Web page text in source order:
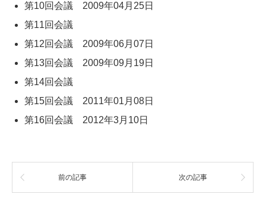
第10回会議 2009年04月25日
第11回会議
第12回会議 2009年06月07日
第13回会議 2009年09月19日
第14回会議
第15回会議 2011年01月08日
第16回会議 2012年3月10日
前の記事 次の記事